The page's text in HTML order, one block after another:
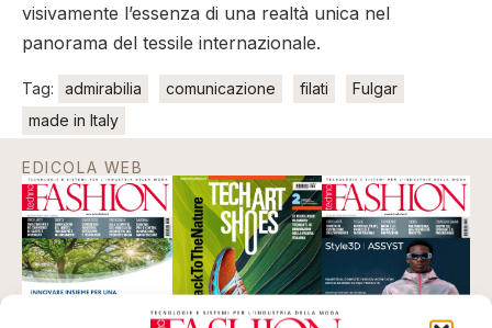
visivamente l’essenza di una realtà unica nel
panorama del tessile internazionale.
Tag: admirabilia comunicazione filati
Fulgar
made in Italy
EDICOLA WEB